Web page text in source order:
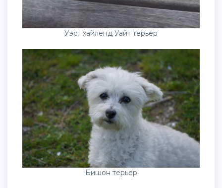
Уэст хайленд Уайт терьер
Бишон терьер